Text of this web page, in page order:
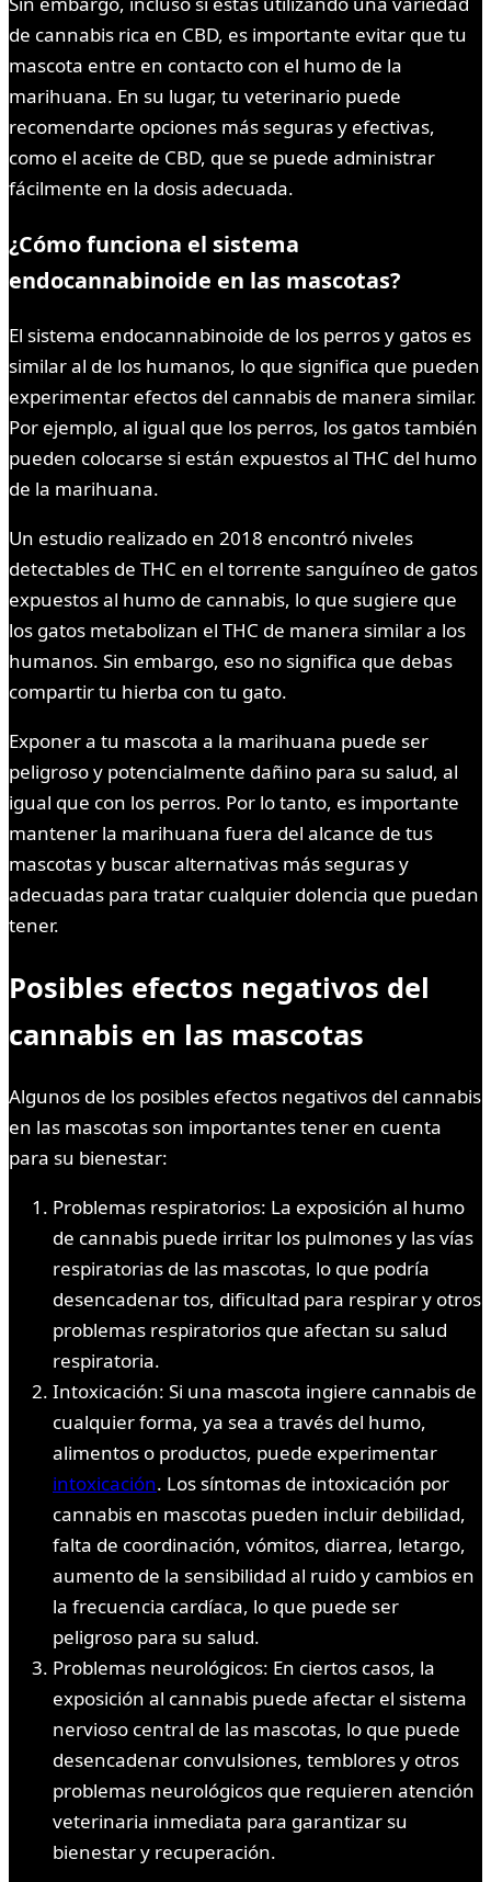
de cannabis rica en CBD, es importante evitar que tu
mascota entre en contacto con el humo de la
marihuana. En su lugar, tu veterinario puede
recomendarte opciones más seguras y efectivas,
como el aceite de CBD, que se puede administrar
fácilmente en la dosis adecuada.
¿Cómo funciona el sistema
endocannabinoide en las mascotas?
El sistema endocannabinoide de los perros y gatos es
similar al de los humanos, lo que significa que pueden
experimentar efectos del cannabis de manera similar.
Por ejemplo, al igual que los perros, los gatos también
pueden colocarse si están expuestos al THC del humo
de la marihuana.
Un estudio realizado en 2018 encontró niveles
detectables de THC en el torrente sanguíneo de gatos
expuestos al humo de cannabis, lo que sugiere que
los gatos metabolizan el THC de manera similar a los
humanos. Sin embargo, eso no significa que debas
compartir tu hierba con tu gato.
Exponer a tu mascota a la marihuana puede ser
peligroso y potencialmente dañino para su salud, al
igual que con los perros. Por lo tanto, es importante
mantener la marihuana fuera del alcance de tus
mascotas y buscar alternativas más seguras y
adecuadas para tratar cualquier dolencia que puedan
tener.
Posibles efectos negativos del
cannabis en las mascotas
Algunos de los posibles efectos negativos del cannabis
en las mascotas son importantes tener en cuenta
para su bienestar:
Problemas respiratorios: La exposición al humo
de cannabis puede irritar los pulmones y las vías
respiratorias de las mascotas, lo que podría
desencadenar tos, dificultad para respirar y otros
problemas respiratorios que afectan su salud
respiratoria.
Intoxicación: Si una mascota ingiere cannabis de
cualquier forma, ya sea a través del humo,
alimentos o productos, puede experimentar
intoxicación. Los síntomas de intoxicación por
cannabis en mascotas pueden incluir debilidad,
falta de coordinación, vómitos, diarrea, letargo,
aumento de la sensibilidad al ruido y cambios en
la frecuencia cardíaca, lo que puede ser
peligroso para su salud.
Problemas neurológicos: En ciertos casos, la
exposición al cannabis puede afectar el sistema
nervioso central de las mascotas, lo que puede
desencadenar convulsiones, temblores y otros
problemas neurológicos que requieren atención
veterinaria inmediata para garantizar su
bienestar y recuperación.